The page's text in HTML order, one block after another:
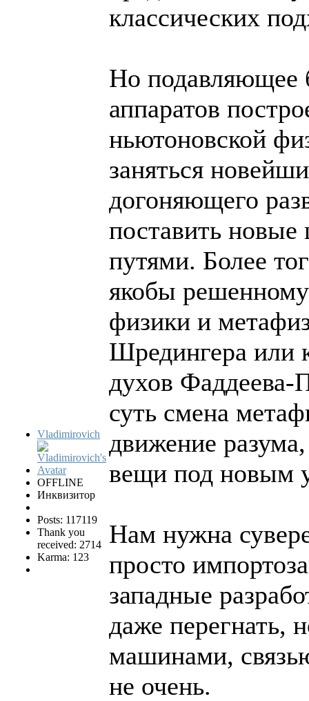
Vladimirovich
OFFLINE
Инквизитор
Posts: 117119
Thank you
received: 2714
Karma: 123
классических
Но подавляющее
аппаратов
ньютоновской
заняться
догоняющего
поставить
путями. Более
якобы
физики и
Шредингера или
духов Фаддеева-
суть смена
движение
вещи под новым
Нам нужна
просто
западные
даже перегнать,
машинами,
не очень.